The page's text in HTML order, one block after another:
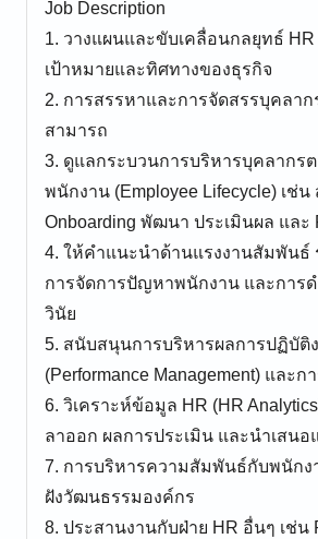
Job Description
1. วางแผนและขับเคลื่อนกลยุทธ์
เป้าหมายและทิศทางของธุรกิจ
2. การสรรหาและการจัดสรรบุคลา
สามารถ
3. ดูแลกระบวนการบริหารบุคลากร
พนักงาน (Employee Lifecycle) เช่น
Onboarding พัฒนา ประเมินผล และ
4. ให้คำแนะนำด้านแรงงานสัมพันธ์
การจัดการปัญหาพนักงาน และการด
วินัย
5. สนับสนุนการบริหารผลการปฏิบัติ
(Performance Management) และก
6. วิเคราะห์ข้อมูล HR (HR
ลาออก ผลการประเมิน และนำเสนอ
7. การบริหารความสัมพันธ์กับพนักง
ฝังวัฒนธรรมองค์กร
8. ประสานงานกับฝ่าย HR อื่นๆ เช่น